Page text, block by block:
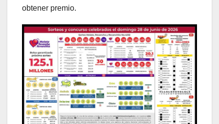
obtener premio.